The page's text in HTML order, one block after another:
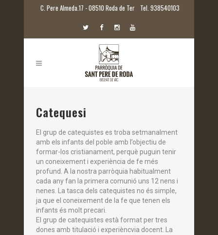
C. Pere Almeda.17 - 08510 Roda de Ter Tel. 938540103
Catequesi
El grup de catequistes es troba setmanalment
amb els infants del poble amb l’objectiu de
formar-los cristianament, perquè puguin tenir
un coneixement i experiència de fe més
profund. A la nostra parròquia habitualment
cada any fan la primera comunió uns 12 nens i
nenes. La tasca dels catequistes no és simple,
ja que el coneixement de la fe que tenen els
infants és molt precari.
El grup de catequistes està format per tres
dones amb titulació i experièncvia docent. La